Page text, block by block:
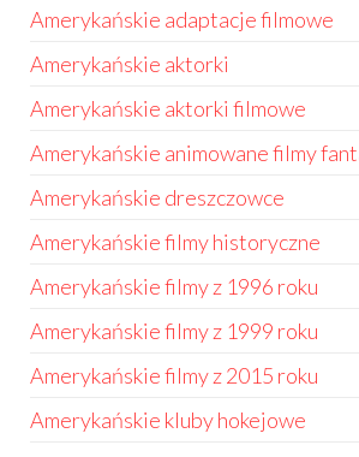
Amerykańskie adaptacje filmowe
Amerykańskie aktorki
Amerykańskie aktorki filmowe
Amerykańskie animowane filmy
Amerykańskie dreszczowce
Amerykańskie filmy historyczne
Amerykańskie filmy z 1996 roku
Amerykańskie filmy z 1999 roku
Amerykańskie filmy z 2015 roku
Amerykańskie kluby hokejowe